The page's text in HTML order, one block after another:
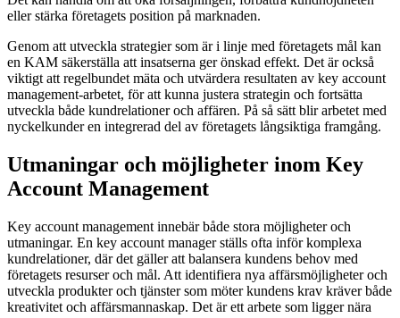
eller stärka företagets position på marknaden.
Genom att utveckla strategier som är i linje med företagets mål kan
en KAM säkerställa att insatserna ger önskad effekt. Det är också
viktigt att regelbundet mäta och utvärdera resultaten av key account
management-arbetet, för att kunna justera strategin och fortsätta
utveckla både kundrelationer och affären. På så sätt blir arbetet med
nyckelkunder en integrerad del av företagets långsiktiga framgång.
Utmaningar och möjligheter inom Key
Account Management
Key account management innebär både stora möjligheter och
utmaningar. En key account manager ställs ofta inför komplexa
kundrelationer, där det gäller att balansera kundens behov med
företagets resurser och mål. Att identifiera nya affärsmöjligheter och
utveckla produkter och tjänster som möter kundens krav kräver både
kreativitet och affärsmannaskap. Det är ett arbete som ligger nära